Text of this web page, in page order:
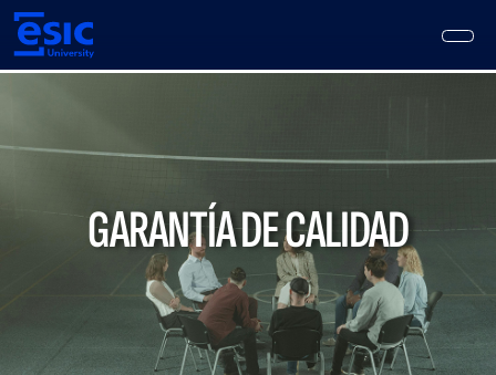
Pasar
contenido
principal
GARANTÍA DE CALIDAD